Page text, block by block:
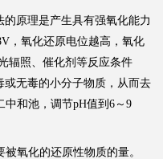
原理是产生具有强氧化能力
，氧化还原电位越高，氧化
辐照、催化剂等反应条件
无毒的小分子物质，从而去
中和池，调节pH值到6～9
氧化的还原性物质的量。